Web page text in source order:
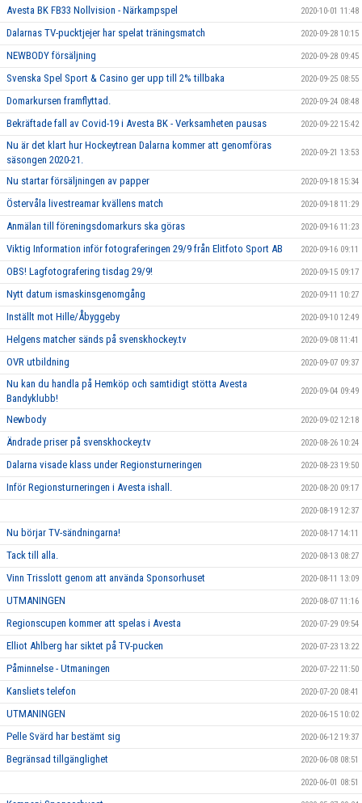
Avesta BK FB33 Nollvision - Närkampspel 2020-10-01 11:48
Dalarnas TV-pucktjejer har spelat träningsmatch 2020-09-28 10:15
NEWBODY försäljning 2020-09-28 09:45
Svenska Spel Sport & Casino ger upp till 2% tillbaka 2020-09-25 08:55
Domarkursen framflyttad. 2020-09-24 08:48
Bekräftade fall av Covid-19 i Avesta BK - Verksamheten pausas 2020-09-22 15:42
Nu är det klart hur Hockeytrean Dalarna kommer att genomföras
säsongen 2020-21.
2020-09-21 13:53
Nu startar försäljningen av papper 2020-09-18 15:34
Östervåla livestreamar kvällens match 2020-09-18 11:29
Anmälan till föreningsdomarkurs ska göras 2020-09-16 11:23
Viktig Information inför fotograferingen 29/9 från Elitfoto Sport AB 2020-09-16 09:11
OBS! Lagfotografering tisdag 29/9! 2020-09-15 09:17
Nytt datum ismaskinsgenomgång 2020-09-11 10:27
Inställt mot Hille/Åbyggeby 2020-09-10 12:49
Helgens matcher sänds på svenskhockey.tv 2020-09-08 11:41
OVR utbildning 2020-09-07 09:37
Nu kan du handla på Hemköp och samtidigt stötta Avesta
Bandyklubb!
2020-09-04 09:49
Newbody 2020-09-02 12:18
Ändrade priser på svenskhockey.tv 2020-08-26 10:24
Dalarna visade klass under Regionsturneringen 2020-08-23 19:50
Inför Regionsturneringen i Avesta ishall. 2020-08-20 09:17
2020-08-19 12:37
Nu börjar TV-sändningarna! 2020-08-17 14:11
Tack till alla. 2020-08-13 08:27
Vinn Trisslott genom att använda Sponsorhuset 2020-08-11 13:09
UTMANINGEN 2020-08-07 11:16
Regionscupen kommer att spelas i Avesta 2020-07-29 09:54
Elliot Ahlberg har siktet på TV-pucken 2020-07-23 13:22
Påminnelse - Utmaningen 2020-07-22 11:50
Kansliets telefon 2020-07-20 08:41
UTMANINGEN 2020-06-15 10:02
Pelle Svärd har bestämt sig 2020-06-12 19:37
Begränsad tillgänglighet 2020-06-08 08:51
2020-06-01 08:51